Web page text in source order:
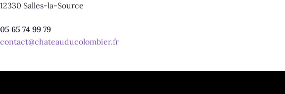
12330 Salles-la-Source
05 65 74 99 79
contact@chateauducolombier.fr